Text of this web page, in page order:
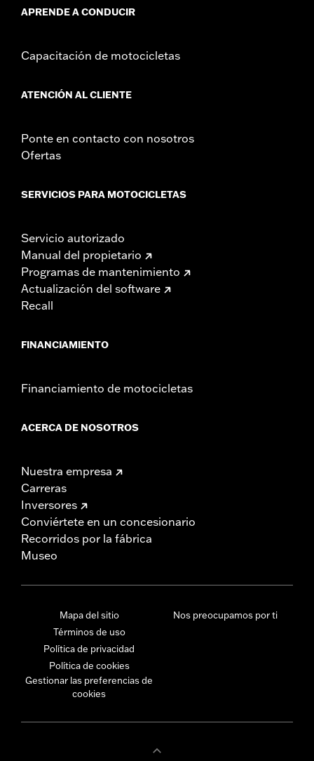
APRENDE A CONDUCIR
Capacitación de motocicletas
ATENCIÓN AL CLIENTE
Ponte en contacto con nosotros
Ofertas
SERVICIOS PARA MOTOCICLETAS
Servicio autorizado
Manual del propietario
Programas de mantenimiento
Actualización del software
Recall
FINANCIAMIENTO
Financiamiento de motocicletas
ACERCA DE NOSOTROS
Nuestra empresa
Carreras
Inversores
Conviértete en un concesionario
Recorridos por la fábrica
Museo
Mapa del sitio
Términos de uso
Política de privacidad
Política de cookies
Gestionar las preferencias de
cookies
Nos preocupamos por ti